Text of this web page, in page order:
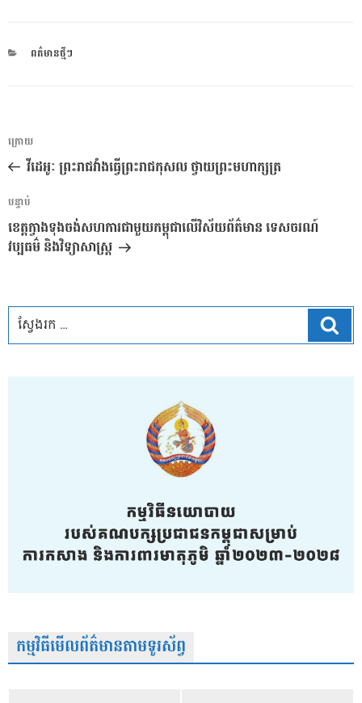
CATEGORIES
ពត៌មានថ្មីៗ
ការ​
នាំទិស​
ប្រកាស
អត្ថបទ
មុន
ក្រោយ
វីដេអូៈ ព្រះរាជវាំងធ្វើព្រះរាជកុសល ថ្វាយព្រះមហាក្សត្រ
អត្ថបទ
បន្ទាប់
បន្ទាប់
ខេត្តក្វាងទុងចង់សហការជាមួយកម្ពុជាលើវិស័យព័ត៌មាន ទេសចរណ៍
វប្បធម៌ និងវិទ្យាសាស្រ្ត
កម្មវិធីមើលព័ត៌មានតាមទូរស័ព្វ